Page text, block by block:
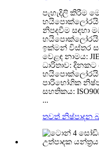
පැහැදිලි කිරීම
හයිපොක්ලෝරයිට්
නිපදවීම සඳහා
ඉක්මන් විස්තර
වෙළඳ නාමය:
ධාරිතාව:
පාරිභෝගික
සහතිකය:
...
තවත් නිෂ්පාදන